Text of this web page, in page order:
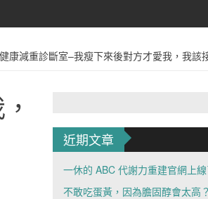
康減重診斷室–我瘦下來後對方才愛我，我該
近期文章
一休的 ABC 代謝力重建官網上
不敢吃蛋黃，因為膽固醇會太高？